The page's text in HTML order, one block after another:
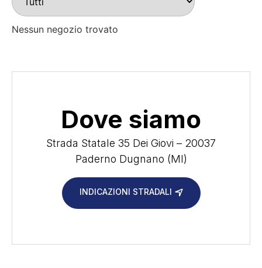
Nessun negozio trovato
Dove siamo
Strada Statale 35 Dei Giovi – 20037
Paderno Dugnano (MI)
INDICAZIONI STRADALI